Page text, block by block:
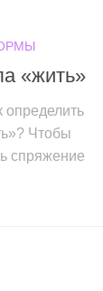
«жить»
определить
Чтобы
спряжение